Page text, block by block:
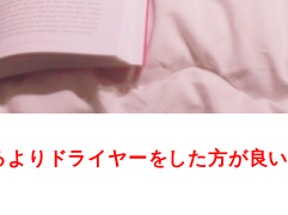
りドライヤーをした方が良い